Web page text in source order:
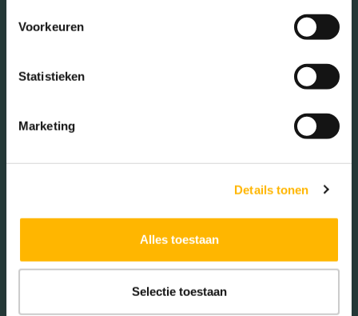
Voorkeuren
Statistieken
Marketing
Details tonen
Alles toestaan
Selectie toestaan
Gezinnen met kinderen
Zonder kinderen (0.00%)
(85.71%)
Aantal inwoners:
40